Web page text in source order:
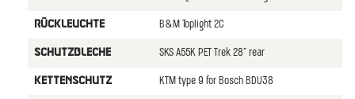
RüCKLEUCHTE B&M Toplight 2C
SCHUTZBLECHE SKS A55K PET Trek 28" rear
KETTENSCHUTZ KTM type 9 for Bosch BDU38